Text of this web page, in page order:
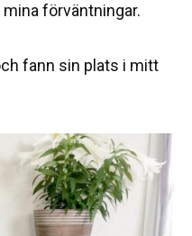
förväntningar.
fann sin plats i mitt